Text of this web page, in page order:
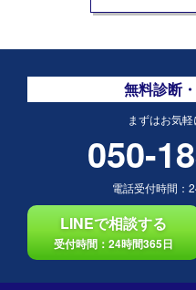
無料診断
まずはお気
050-
電話受付時間：
LINEで相談する
受付時間：24時間365日